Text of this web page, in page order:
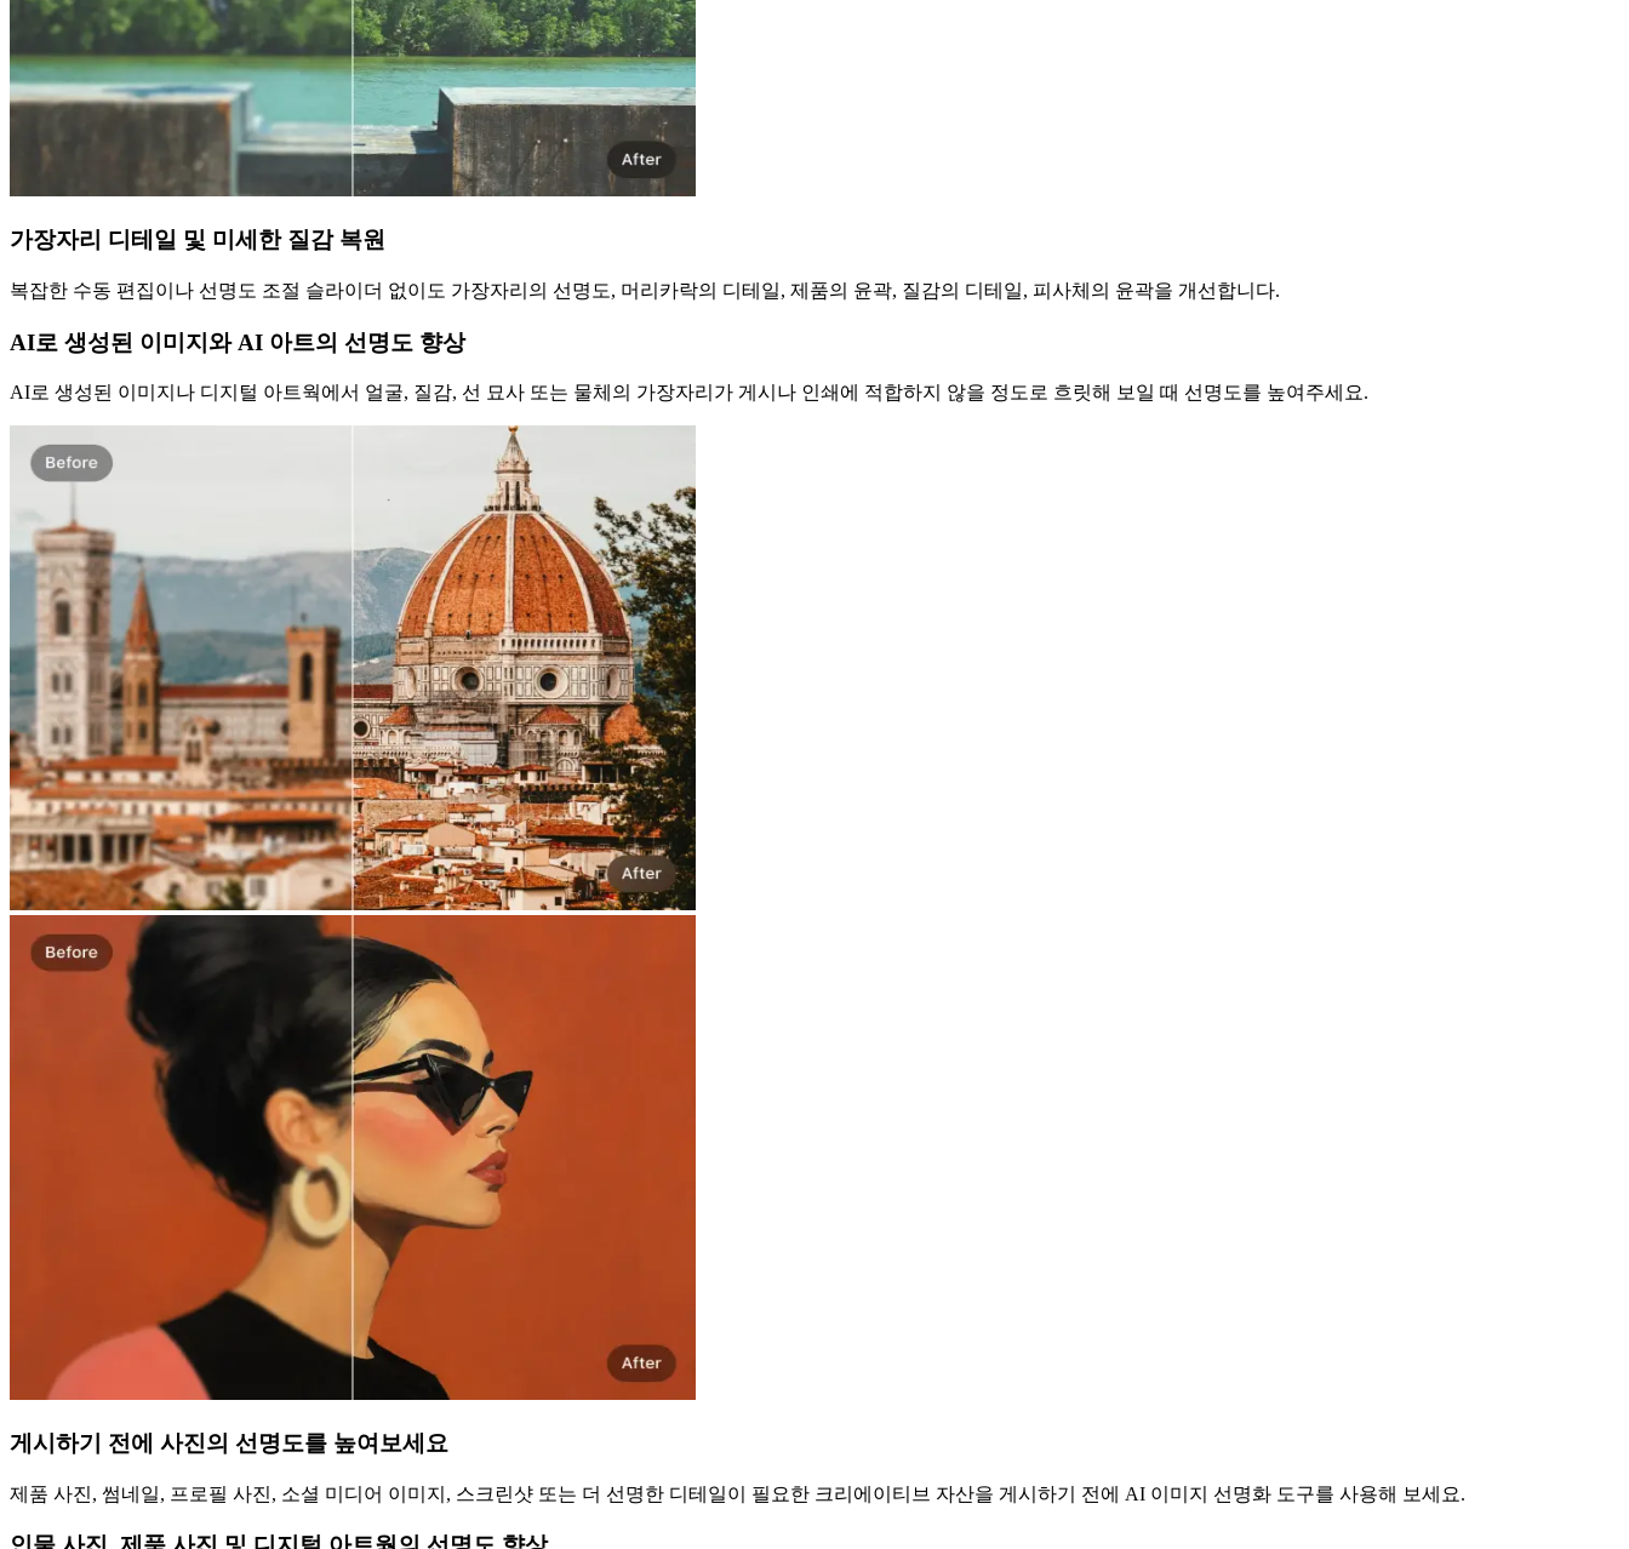
가장자리 디테일 및 미세한 질감 복원
복잡한 수동 편집이나 선명도 조절 슬라이더 없이도 가장자리의 선명도, 머리카락의 디테일, 제품의 윤곽, 질감의 디테일, 피사체의 윤곽을 개선합니다.
AI로 생성된 이미지와 AI 아트의 선명도 향상
AI로 생성된 이미지나 디지털 아트웍에서 얼굴, 질감, 선 묘사 또는 물체의 가장자리가 게시나 인쇄에 적합하지 않을 정도로 흐릿해 보일 때 선명도를 높여주세요.
게시하기 전에 사진의 선명도를 높여보세요
제품 사진, 썸네일, 프로필 사진, 소셜 미디어 이미지, 스크린샷 또는 더 선명한 디테일이 필요한 크리에이티브 자산을 게시하기 전에 AI 이미지 선명화 도구를 사용해 보세요.